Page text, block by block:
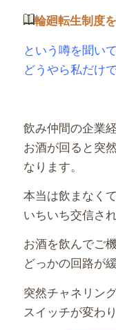
輪廻転生制度
という噂を聞い
どうやら私だけ
飲み仲間の企業
お酒が回ると突
なります。
本当は飲まなく
いちいち交信さ
お酒を飲んでご
どっかの回路が緩
突然チャネリン
スイッチが変わり